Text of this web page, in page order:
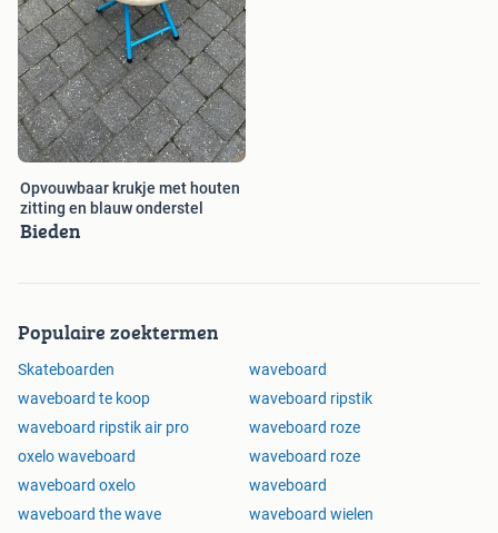
Opvouwbaar krukje met houten
zitting en blauw onderstel
Bieden
Populaire zoektermen
Skateboarden
waveboard
waveboard te koop
waveboard ripstik
waveboard ripstik air pro
waveboard roze
oxelo waveboard
waveboard roze
waveboard oxelo
waveboard
waveboard the wave
waveboard wielen